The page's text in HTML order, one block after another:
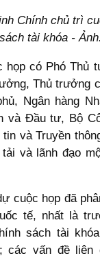
Chính chủ trì
tài khóa -
họp có Phó Thủ
Thủ trưởng
Ngân hàng
và Đầu tư, Bộ
và Truyền
và lãnh đạo
cuộc họp đã
tế, nhất là
sách tài
các vấn đề liên